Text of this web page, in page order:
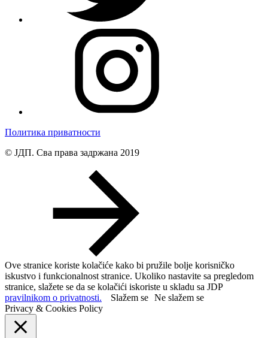
Политика приватности
© ЈДП. Сва права задржана 2019
Ove stranice koriste kolačiće kako bi pružile bolje korisničko
iskustvo i funkcionalnost stranice. Ukoliko nastavite sa pregledom
stranice, slažete se da se kolačići iskoriste u skladu sa JDP
pravilnikom o privatnosti.
Slažem se Ne slažem se
Privacy & Cookies Policy